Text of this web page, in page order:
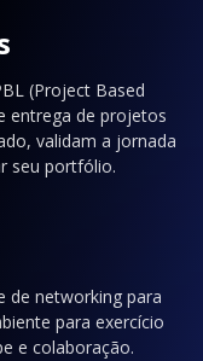
(Project Based
entrega de projetos
validam a jornada
seu portfólio.
de networking para
para exercício
e colaboração.